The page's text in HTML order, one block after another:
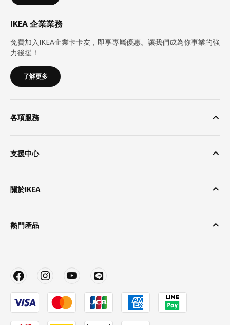
IKEA 企業業務
免費加入IKEA企業卡卡友，即享專屬優惠。讓我們成為你事業的強
力後援！
了解更多
各項服務
支援中心
關於IKEA
熱門產品